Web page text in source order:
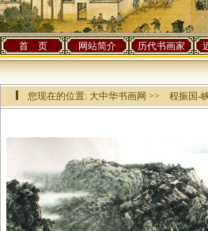
首 页 网站简介 历代书画家
您现在的位置: 大中华书画网 >> 程振国-